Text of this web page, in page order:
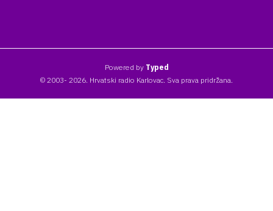
Powered by Typed
© 2003- 2026. Hrvatski radio Karlovac. Sva prava pridržana.